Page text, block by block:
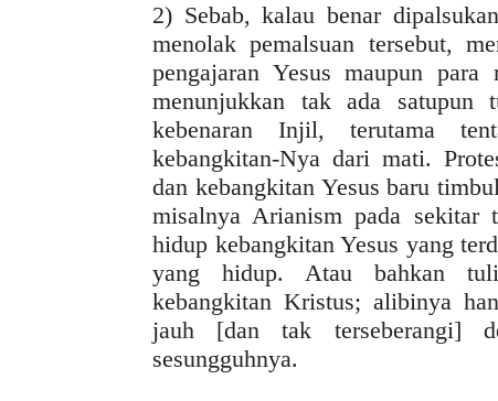
2) Sebab, kalau benar
menolak pemalsuan tersebut,
pengajaran Yesus maupun
menunjukkan tak ada satupun
kebenaran Injil, terutama
kebangkitan-Nya dari mati.
dan kebangkitan Yesus baru
misalnya Arianism pada sekitar
hidup kebangkitan Yesus yang
yang hidup. Atau bahkan
kebangkitan Kristus; alibinya
jauh [dan tak terseberangi]
sesungguhnya.